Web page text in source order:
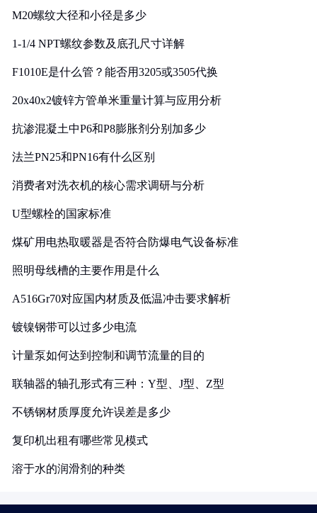
M20螺纹大径和小径是多少
1-1/4 NPT螺纹参数及底孔尺寸详解
F1010E是什么管？能否用3205或3505代换
20x40x2镀锌方管单米重量计算与应用分析
抗渗混凝土中P6和P8膨胀剂分别加多少
法兰PN25和PN16有什么区别
消费者对洗衣机的核心需求调研与分析
U型螺栓的国家标准
煤矿用电热取暖器是否符合防爆电气设备标准
照明母线槽的主要作用是什么
A516Gr70对应国内材质及低温冲击要求解析
镀镍钢带可以过多少电流
计量泵如何达到控制和调节流量的目的
联轴器的轴孔形式有三种：Y型、J型、Z型
不锈钢材质厚度允许误差是多少
复印机出租有哪些常见模式
溶于水的润滑剂的种类